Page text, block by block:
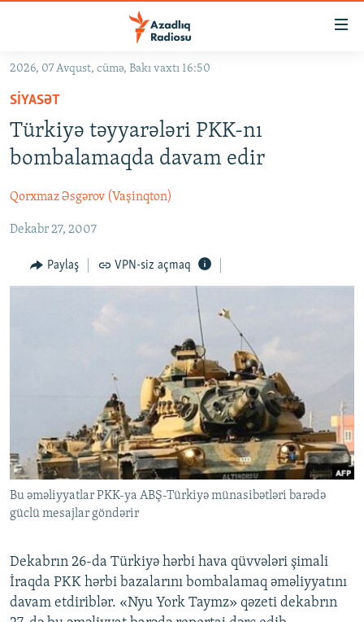
Əsas
qayıt
Əsas
naviqasiyaya
qayıt
keç
GÜNDƏM
#İZAHLA
KORRUPSIOMETR
FƏRQƏ BAX
QANUNI DOĞRU
ARAŞDIRMA
AZƏRBAYCAN ƏDƏBIYYATI KITABXANASI
İSLAM VƏ DEMOKRATIYA
İZ - MƏDƏNIYYƏT PROQRAMI
PEŞƏ ETIKASI VƏ JURNALISTIKA STANDARTLARIMIZ
MATERIALLARIMIZDAN ISTIFADƏ
AZADLIQRADIOSU MOBIL TELEFONUNUZDA
BIZIMLƏ ƏLAQƏ
RFE/RL-in bütün saytları
2026, 07 Avqust, cümə, Bakı vaxtı 16:50
SIYASƏT
Türkiyə təyyarələri PKK-nı
bombalamaqda davam edir
Qorxmaz Əsgərov (Vaşinqton)
Dekabr 27, 2007
Paylaş VPN-siz açmaq
Bu əməliyyatlar PKK-ya ABŞ-Türkiyə münasibətləri barədə
güclü mesajlar göndərir
Dekabrın 26-da Türkiyə hərbi hava qüvvələri şimali
İraqda PKK hərbi bazalarını bombalamaq əməliyyatını
davam etdiriblər. «Nyu York Taymz» qəzeti dekabrın